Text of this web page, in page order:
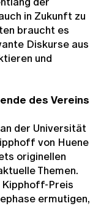
in Zukunft zu
braucht es
Diskurse aus
und
des Vereins
an der Universität
von Huene
originellen
Themen.
Kipphoff-Preis
ermutigen,